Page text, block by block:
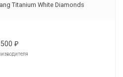
Titanium White Diamonds
₽